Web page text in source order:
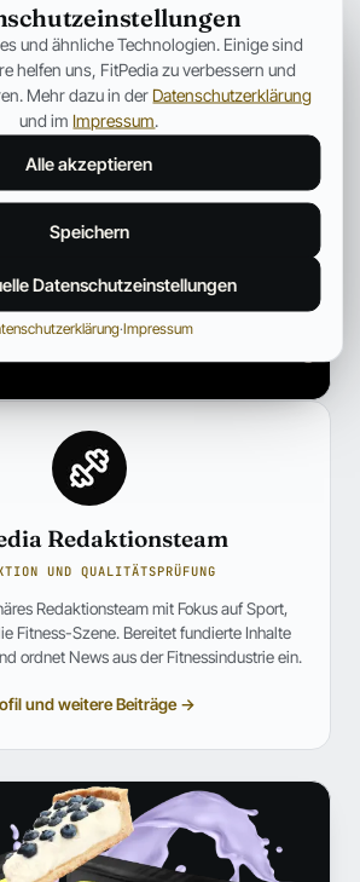
Redaktionsteam
UND QUALITÄTSPRÜFUNG
Redaktionsteam mit Fokus auf Sport,
Fitness-Szene. Bereitet fundierte Inhalte
ordnet News aus der Fitnessindustrie ein.
und weitere Beiträge →
und ähnliche Technologien. Einige sind
helfen uns, FitPedia zu verbessern und
Mehr dazu in der Datenschutzerklärung
und im Impressum.
Alle akzeptieren
Speichern
Datenschutzeinstellungen
·Impressum